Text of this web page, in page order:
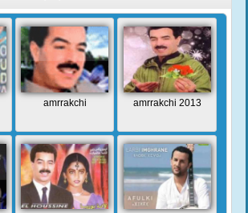
amrrakchi amrrakchi 2013